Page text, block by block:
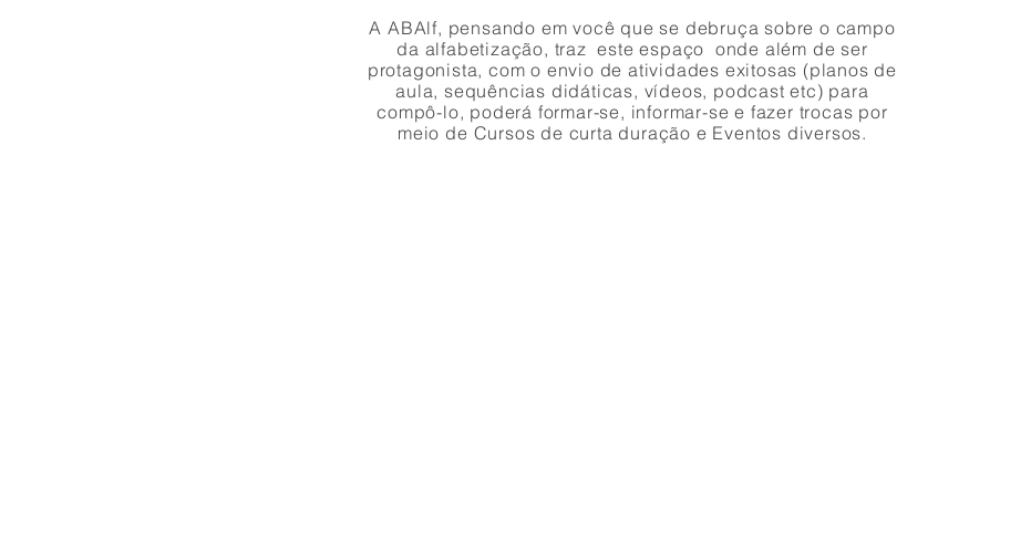
A ABAlf, pensando em você que se debruça sobre o campo
da alfabetização, traz este espaço onde além de ser
protagonista, com o envio de atividades exitosas (planos de
aula, sequências didáticas, vídeos, podcast etc) para
compô-lo, poderá formar-se, informar-se e fazer trocas por
meio de Cursos de curta duração e Eventos diversos.